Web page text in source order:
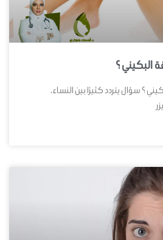
البكيني ؟
؟ سؤال يتردد كثيرًا بين النساء،